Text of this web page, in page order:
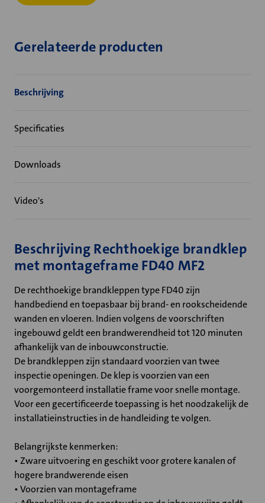
Gerelateerde producten
Beschrijving
Specificaties
Downloads
Video's
Beschrijving Rechthoekige brandklep
met montageframe FD40 MF2
De rechthoekige brandkleppen type FD40 zijn
handbediend en toepasbaar bij brand- en rookscheidende
wanden en vloeren. Indien volgens de voorschriften
ingebouwd geldt een brandwerendheid tot 120 minuten
afhankelijk van de inbouwconstructie.
De brandkleppen zijn standaard voorzien van twee
inspectie openingen. De klep is voorzien van een
voorgemonteerd installatie frame voor snelle montage.
Voor een gecertificeerde toepassing is het noodzakelijk de
installatieinstructies in de handleiding te volgen.
Belangrijkste kenmerken:
• Zware uitvoering en geschikt voor grotere kanalen of
hogere brandwerende eisen
• Voorzien van montageframe